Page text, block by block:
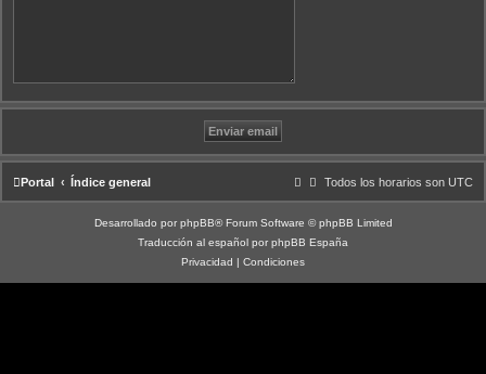
Portal Índice general Todos los horarios son UTC
Desarrollado por phpBB® Forum Software © phpBB Limited
Traducción al español por phpBB España
Privacidad | Condiciones